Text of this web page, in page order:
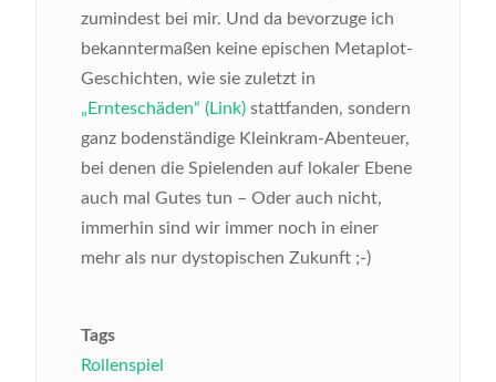
zumindest bei mir. Und da bevorzuge ich
bekanntermaßen keine epischen Metaplot-
Geschichten, wie sie zuletzt in
„Ernteschäden“ (Link) stattfanden, sondern
ganz bodenständige Kleinkram-Abenteuer,
bei denen die Spielenden auf lokaler Ebene
auch mal Gutes tun – Oder auch nicht,
immerhin sind wir immer noch in einer
mehr als nur dystopischen Zukunft ;-)
Tags
Rollenspiel